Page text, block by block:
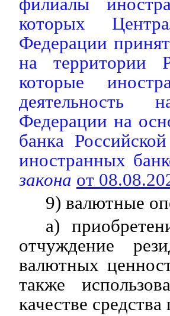
которых
Федерации
на территории
которые
деятельность
Федерации на
банка
иностранных
закона от
9) валютные
а)
отчуждение
валютных
также
качестве средства